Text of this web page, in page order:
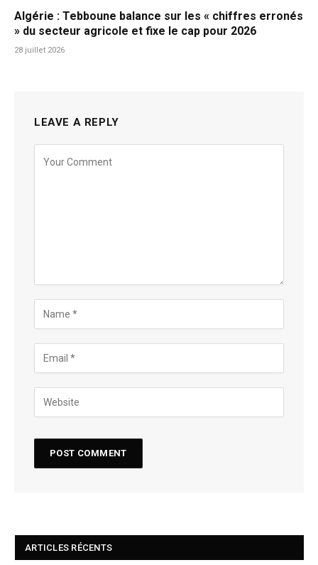
Algérie : Tebboune balance sur les « chiffres erronés
» du secteur agricole et fixe le cap pour 2026
28 juillet 2026
LEAVE A REPLY
ARTICLES RÉCENTS